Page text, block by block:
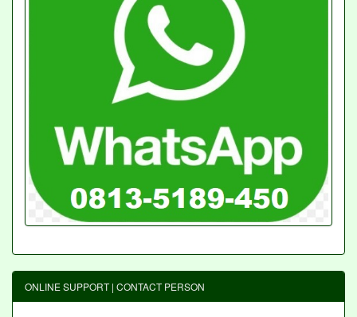
ONLINE SUPPORT | CONTACT PERSON